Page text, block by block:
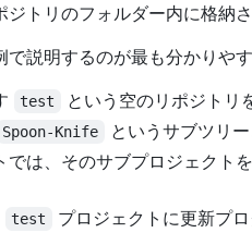
トリのフォルダー内に格納さ
で説明するのが最も分かりや
test
という空のリポジトリ
Spoon-Knife というサブツリ
では、そのサブプロジェクト
test プロジェクトに更新プ